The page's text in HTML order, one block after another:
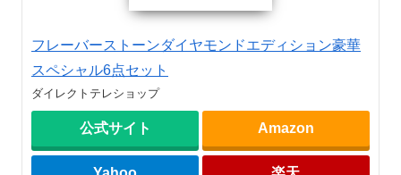
フレーバーストーンダイヤモンドエディション豪華
スペシャル6点セット
ダイレクトテレショップ
公式サイト Amazon